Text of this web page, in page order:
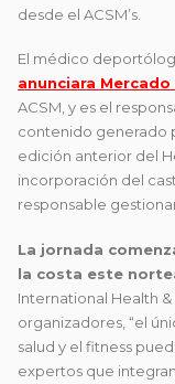
desde el ACSM’s.
El médico
anunciara
ACSM, y es el
contenido generado
edición anterior del
incorporación del
responsable
La jornada
la costa este
International Health
organizadores, “el
salud y el fitness
expertos que